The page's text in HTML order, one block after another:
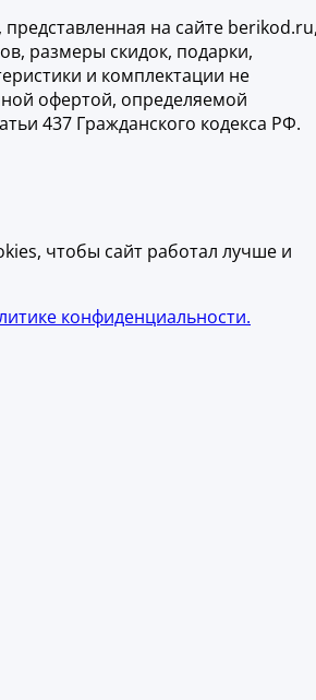
на сайте
размеры скидок, подарки,
и комплектации не
офертой, определяемой
437 Гражданского кодекса РФ.
чтобы сайт работал лучше и
конфиденциальности.